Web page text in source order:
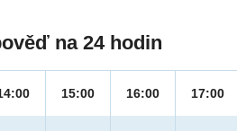
na 24 hodin
15:00 16:00 17:00